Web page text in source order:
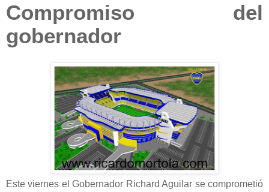
Compromiso del
gobernador
Este viernes el Gobernador Richard Aguilar se comprometió